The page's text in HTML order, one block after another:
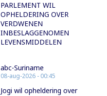
PARLEMENT WIL
OPHELDERING OVER
VERDWENEN
INBESLAGGENOMEN
LEVENSMIDDELEN
abc-Suriname
08-aug-2026 - 00:45
Jogi wil opheldering over